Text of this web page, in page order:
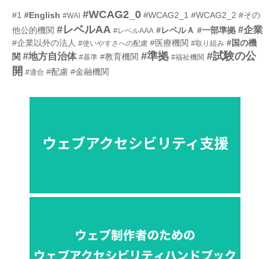
#1 #English #WAI #WCAG2_0 #WCAG2_1 #WCAG2_2 #その
他公的機関 #レベルAA #レベルAAA #レベルＡ #一部準拠 #企業
#企業以外の法人 #使いやすさへの配慮 #医療機関 #取り組み #国の機
関 #地方自治体 #基準 #教育機関 #準拠 #福祉機関 #試験の公
開 #適合 #配慮 #金融機関